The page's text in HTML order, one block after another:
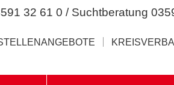
32 61 0 / Suchtberatung